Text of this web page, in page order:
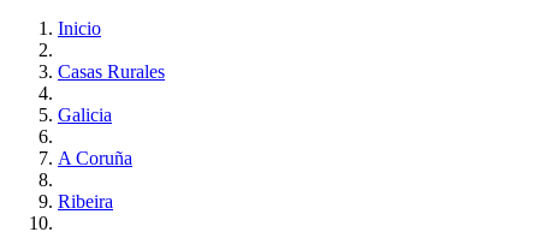
Inicio
Casas Rurales
Galicia
A Coruña
Ribeira